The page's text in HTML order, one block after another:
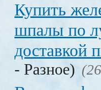
Купить
шпалы по
доставкой
- Разное)